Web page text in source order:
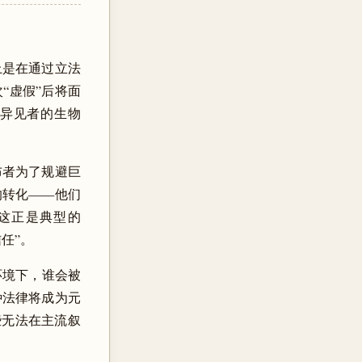
在通过立法
虚假”后将面
见者的生物
为了规避巨
转化——他们
正是典型的
”。
下，谁会被
律将成为元
法在主流叙